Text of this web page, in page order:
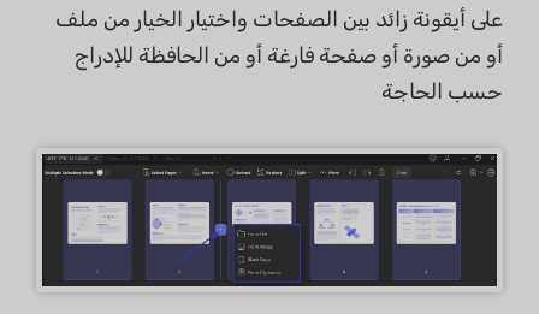
على أيقونة زائد بين الصفحات واختيار الخيار من ملف
أو من صورة أو صفحة فارغة أو من الحافظة للإدراج
حسب الحاجة